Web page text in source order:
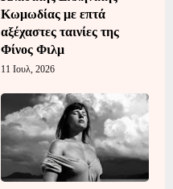
Κωμωδίας με επτά
αξέχαστες ταινίες της
Φίνος Φιλμ
11 Ιουλ, 2026